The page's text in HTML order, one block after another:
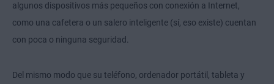
algunos dispositivos más pequeños con conexión a Internet,
como una cafetera o un salero inteligente (sí, eso existe) cuentan
con poca o ninguna seguridad.
Del mismo modo que su teléfono, ordenador portátil, tableta y